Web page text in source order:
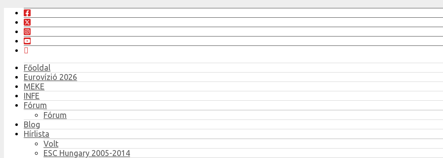
Főoldal
Eurovízió 2026
MEKE
INFE
Fórum
Fórum
Blog
Hírlista
Volt
ESC Hungary 2005-2014